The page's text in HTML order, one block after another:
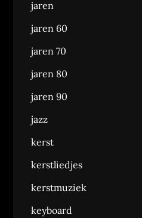
jaren
jaren 60
jaren 70
jaren 80
jaren 90
jazz
kerst
kerstliedjes
kerstmuziek
keyboard